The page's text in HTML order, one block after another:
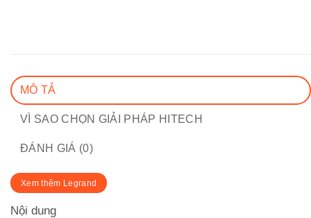
MÔ TẢ
VÌ SAO CHỌN GIẢI PHÁP HITECH
ĐÁNH GIÁ (0)
Xem thêm Legrand
Nội dung